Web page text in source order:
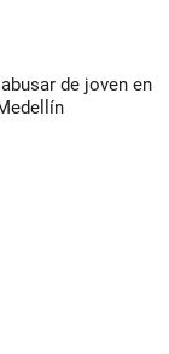
de joven en